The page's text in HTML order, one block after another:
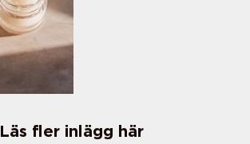
Läs fler inlägg här